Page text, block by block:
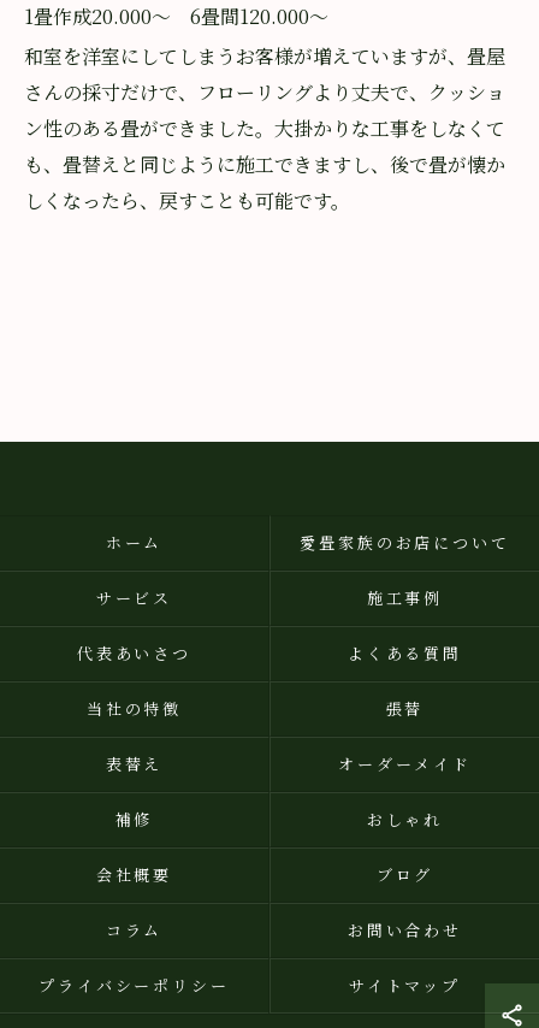
1畳作成20.000〜 6畳間120.000〜
和室を洋室にしてしまうお客様が増えていますが、畳屋
さんの採寸だけで、フローリングより丈夫で、クッショ
ン性のある畳ができました。大掛かりな工事をしなくて
も、畳替えと同じように施工できますし、後で畳が懐か
しくなったら、戻すことも可能です。
ホーム 愛畳家族のお店について
サービス 施工事例
代表あいさつ よくある質問
当社の特徴 張替
表替え オーダーメイド
補修 おしゃれ
会社概要 ブログ
コラム お問い合わせ
プライバシーポリシー サイトマップ